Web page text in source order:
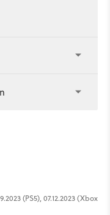
(PS5), 07.12.2023 (Xbox